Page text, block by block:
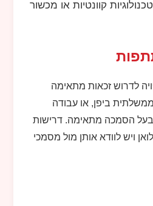
קוונטיות או מכשור
לדרוש זכאות מתאימה
ביפן, או עבודה
הסמכה מתאימה. דרישות
ויש לוודא אותן מול מסמכי